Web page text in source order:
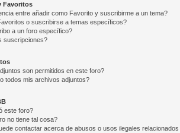
Favoritos
entre añadir como Favorito y suscribirme a un tema?
o suscribirse a temas específicos?
a un foro específico?
suscripciones?
son permitidos en este foro?
todos mis archivos adjuntos?
este foro?
no tiene tal cosa?
contactar acerca de abusos o usos ilegales